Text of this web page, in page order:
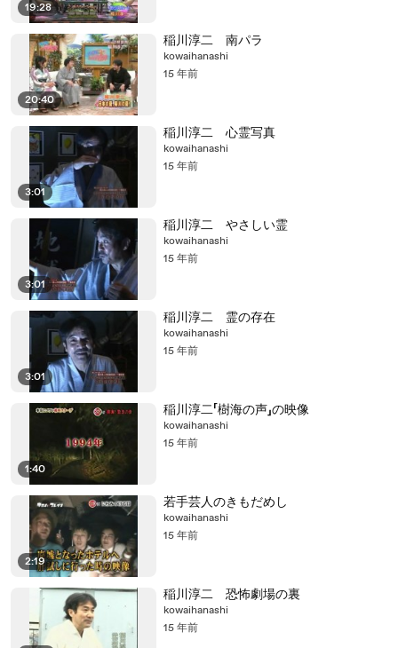
19:28
20:40
稲川淳二 南パラ
kowaihanashi
15 年前
3:01
稲川淳二 心霊写真
kowaihanashi
15 年前
3:01
稲川淳二 やさしい霊
kowaihanashi
15 年前
3:01
稲川淳二 霊の存在
kowaihanashi
15 年前
1:40
稲川淳二「樹海の声」の映像
kowaihanashi
15 年前
2:19
若手芸人のきもだめし
kowaihanashi
15 年前
稲川淳二 恐怖劇場の裏
kowaihanashi
15 年前